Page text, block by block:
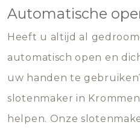
Automatische
Heeft u altijd al
automatisch open en
uw handen te
slotenmaker in
helpen. Onze